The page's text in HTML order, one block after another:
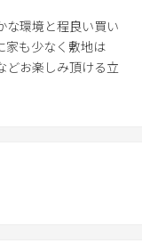
は日当たりも良く暖
キッチン・庭園のデ
喜びです、そこで
な環境と程良い買い
家も少なく敷地は
どお楽しみ頂ける立